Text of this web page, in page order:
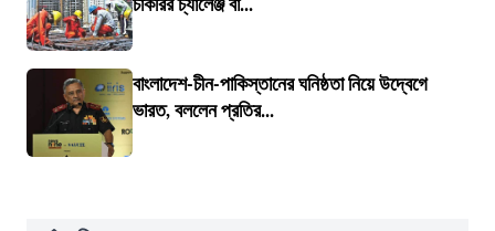
চাকরির চ্যালেঞ্জ বা...
বাংলাদেশ-চীন-পাকিস্তানের ঘনিষ্ঠতা নিয়ে উদ্বেগে
ভারত, বললেন প্রতির...